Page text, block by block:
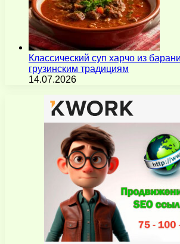
Классический суп харчо из
грузинским традициям
14.07.2026